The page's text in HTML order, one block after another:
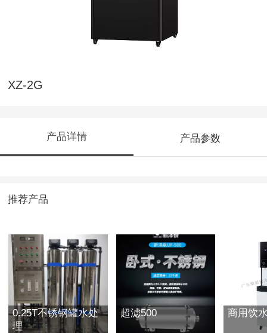
XZ-2G
产品详情 产品参数
推荐产品
0.25T不锈钢罐水处
理
超滤500 商用饮